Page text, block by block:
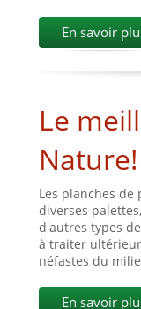
En savoir
Le
Nature!
Les planches
diverses
d'autres types
à traiter
néfastes du
En savoir